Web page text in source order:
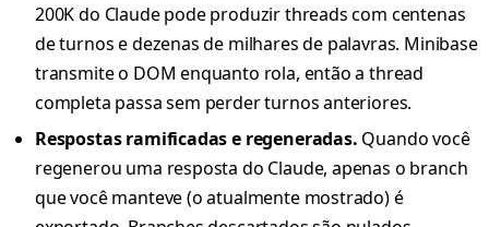
200K do Claude pode produzir threads com centenas
de turnos e dezenas de milhares de palavras. Minibase
transmite o DOM enquanto rola, então a thread
completa passa sem perder turnos anteriores.
Respostas ramificadas e regeneradas. Quando você
regenerou uma resposta do Claude, apenas o branch
que você manteve (o atualmente mostrado) é